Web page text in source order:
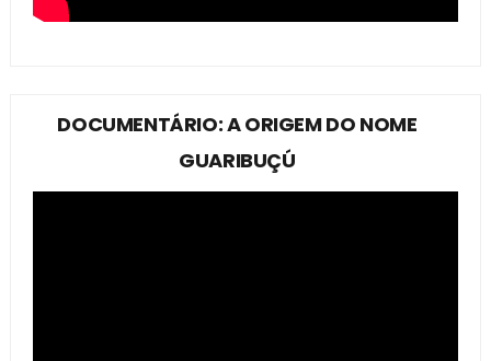
DOCUMENTÁRIO: A ORIGEM DO NOME
GUARIBUÇÚ